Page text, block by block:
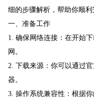
细的步骤解析，帮助你顺利
一、准备工作
1. 确保网络连接：在开始
网。
2. 下载来源：你可以通过
器。
3. 操作系统兼容性：根据